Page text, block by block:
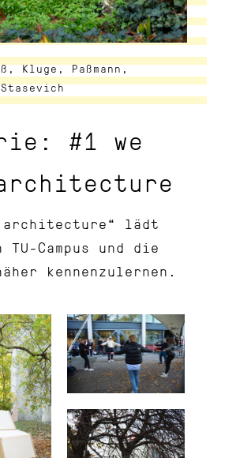
Kluge, Paßmann,
#1 we
architecture“ lädt
Campus und die
kennenzulernen.